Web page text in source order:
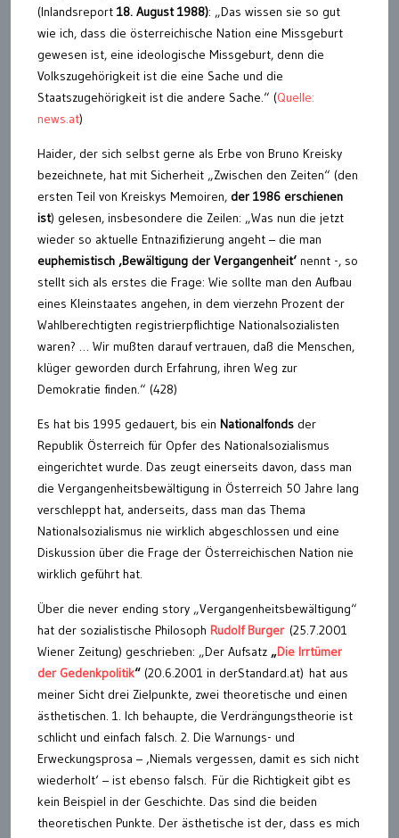
(Inlandsreport 18. August 1988): „Das wissen sie so gut
wie ich, dass die österreichische Nation eine Missgeburt
gewesen ist, eine ideologische Missgeburt, denn die
Volkszugehörigkeit ist die eine Sache und die
Staatszugehörigkeit ist die andere Sache.“ (Quelle:
news.at)
Haider, der sich selbst gerne als Erbe von Bruno Kreisky
bezeichnete, hat mit Sicherheit „Zwischen den Zeiten“ (den
ersten Teil von Kreiskys Memoiren, der 1986 erschienen
ist) gelesen, insbesondere die Zeilen: „Was nun die jetzt
wieder so aktuelle Entnazifizierung angeht – die man
euphemistisch ‚Bewältigung der Vergangenheit‘ nennt -, so
stellt sich als erstes die Frage: Wie sollte man den Aufbau
eines Kleinstaates angehen, in dem vierzehn Prozent der
Wahlberechtigten registrierpflichtige Nationalsozialisten
waren? … Wir mußten darauf vertrauen, daß die Menschen,
klüger geworden durch Erfahrung, ihren Weg zur
Demokratie finden.“ (428)
Es hat bis 1995 gedauert, bis ein Nationalfonds der
Republik Österreich für Opfer des Nationalsozialismus
eingerichtet wurde. Das zeugt einerseits davon, dass man
die Vergangenheitsbewältigung in Österreich 50 Jahre lang
verschleppt hat, anderseits, dass man das Thema
Nationalsozialismus nie wirklich abgeschlossen und eine
Diskussion über die Frage der Österreichischen Nation nie
wirklich geführt hat.
Über die never ending story „Vergangenheitsbewältigung“
hat der sozialistische Philosoph Rudolf Burger (25.7.2001
Wiener Zeitung) geschrieben: „Der Aufsatz „Die Irrtümer
der Gedenkpolitik“ (20.6.2001 in derStandard.at) hat aus
meiner Sicht drei Zielpunkte, zwei theoretische und einen
ästhetischen. 1. Ich behaupte, die Verdrängungstheorie ist
schlicht und einfach falsch. 2. Die Warnungs- und
Erweckungsprosa – ‚Niemals vergessen, damit es sich nicht
wiederholt‘ – ist ebenso falsch. Für die Richtigkeit gibt es
kein Beispiel in der Geschichte. Das sind die beiden
theoretischen Punkte. Der ästhetische ist der, dass es mich